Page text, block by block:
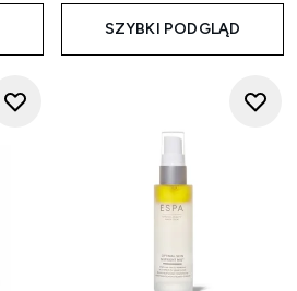
SZYBKI PODGLĄD